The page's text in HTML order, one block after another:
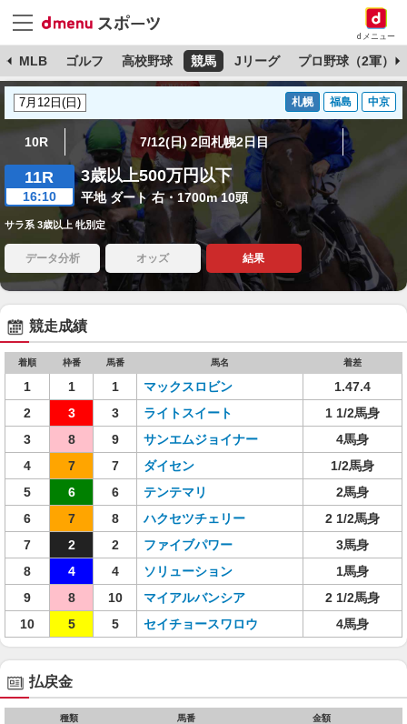
dメニュー
MLB ゴルフ 高校野球 競馬 Jリーグ プロ野球（2軍）
札幌 福島 中京
10R 7/12(日) 2回札幌2日目
11R
16:10
3歳以上500万円以下
平地 ダート 右・1700m 10頭
サラ系 3歳以上 牝別定
データ分析 オッズ 結果
競走成績
着順 枠番 馬番 馬名 着差
1 1 1 マックスロビン
1.47.4
2
3 3 ライトスイート
1 1/2馬身
3
8 9 サンエムジョイナー
4馬身
4
7 7 ダイセン
1/2馬身
5
6 6 テンテマリ
2馬身
6
7 8 ハクセツチェリー
2 1/2馬身
7
2 2 ファイブパワー
3馬身
8
4 4 ソリューション
1馬身
9
8 10 マイアルバンシア
2 1/2馬身
10
5 5 セイチョースワロウ 4馬身
払戻金
種類 馬番 金額